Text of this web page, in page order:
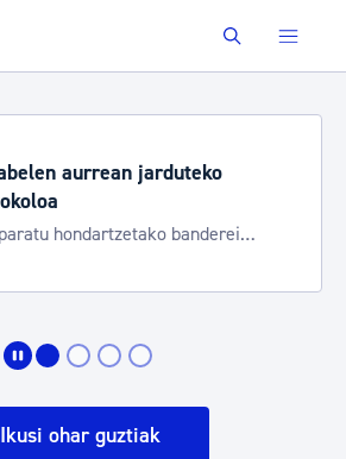
Buscar
Aste Nagusia 2026
Trafiko mozketak eta garraio
bereziak
Ikusi ohar guztiak